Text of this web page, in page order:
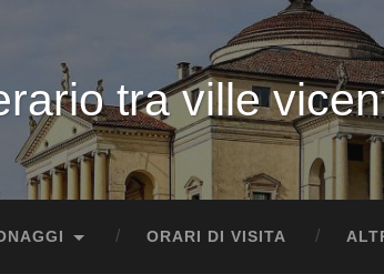
tra ville
ORARI DI VISITA